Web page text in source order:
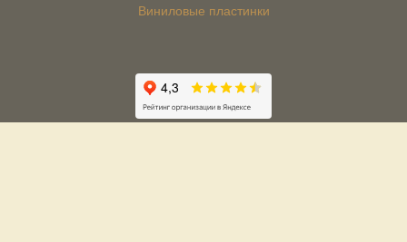
Виниловые пластинки